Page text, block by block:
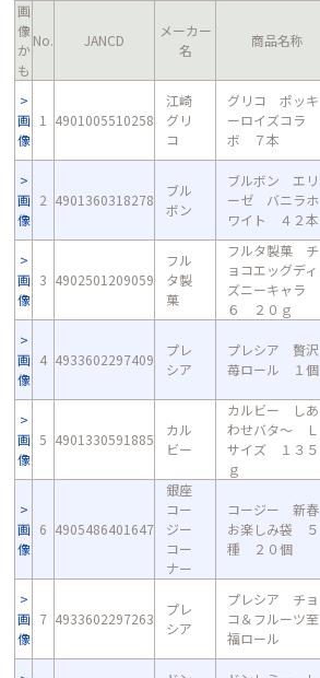
画
像
か
も
No. JANCD
メーカー
名
商品名称
画
像
1 4901005510258
江崎
グリ
コ
グリコ ポッキ
ーロイズコラ
ボ ７本
画
像
2 4901360318278
ブル
ボン
ブルボン エリ
ーゼ バニラホ
ワイト ４２本
画
像
3 4902501209059
フル
タ製
菓
フルタ製菓 チ
ョコエッグディ
ズニーキャラ
６ ２０ｇ
画
像
4 4933602297409
プレ
シア
プレシア 贅沢
苺ロール １個
画
像
5 4901330591885
カル
ビー
カルビー しあ
わせバタ～ Ｌ
サイズ １３５
ｇ
画
像
6 4905486401647
銀座
コー
ジー
コー
ナー
コージー 新春
お楽しみ袋 ５
種 ２０個
画
像
7 4933602297263
プレ
シア
プレシア チョ
コ＆フルーツ至
福ロール